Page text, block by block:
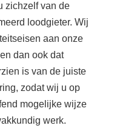
zichzelf van de
loodgieter. Wij
aan onze
dan ook dat
is van de juiste
zodat wij u op
mogelijke wijze
werk.